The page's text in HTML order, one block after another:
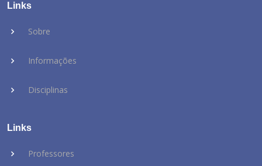
Links
Sobre
Informações
Disciplinas
Links
Professores